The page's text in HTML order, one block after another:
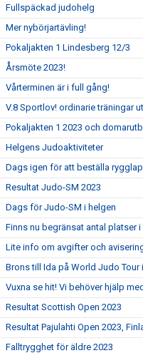
Fullspäckad judohelg
Mer nybörjartävling!
Pokaljakten 1 Lindesberg 12/3
Årsmöte 2023!
Vårterminen är i full gång!
V.8 Sportlov! ordinarie träningar
Pokaljakten 1 2023 och
Helgens Judoaktiviteter
Dags igen för att beställa
Resultat Judo-SM 2023
Dags för Judo-SM i helgen
Finns nu begränsat antal platser
Lite info om avgifter och
Brons till Ida på World Judo Tour
Vuxna se hit! Vi behöver hjälp
Resultat Scottish Open 2023
Resultat Pajulahti Open 2023,
Falltrygghet för äldre 2023